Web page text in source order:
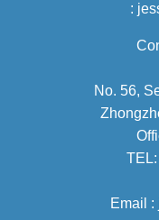
:
No. 56,
Email :